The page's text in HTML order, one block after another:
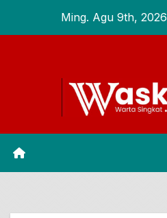
Ming. Agu 9th, 2026